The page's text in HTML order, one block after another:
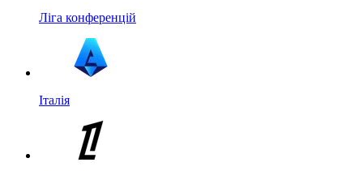
Ліга конференцій
Італія